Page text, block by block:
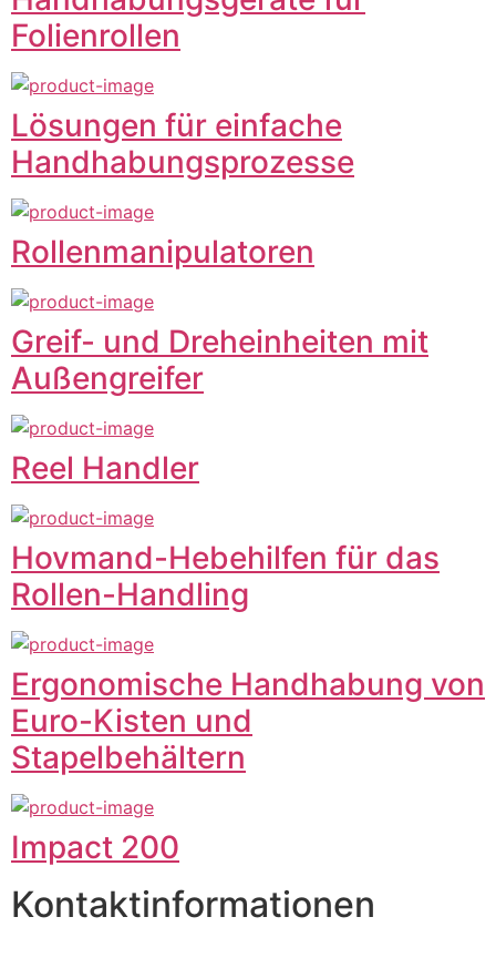
Folienrollen
Lösungen für einfache
Handhabungsprozesse
Rollenmanipulatoren
Greif- und Dreheinheiten mit
Außengreifer
Reel Handler
Hovmand-Hebehilfen für das
Rollen-Handling
Ergonomische Handhabung von
Euro-Kisten und
Stapelbehältern
Impact 200
Kontaktinformationen